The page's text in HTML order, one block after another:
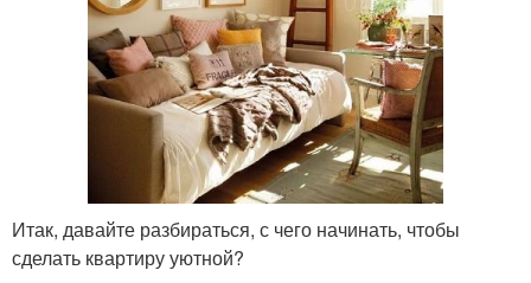
Итак, давайте разбираться, с чего начинать, чтобы
сделать квартиру уютной?